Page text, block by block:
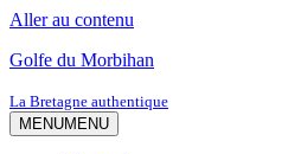
Aller au contenu
Golfe du Morbihan
La Bretagne authentique
MENUMENU